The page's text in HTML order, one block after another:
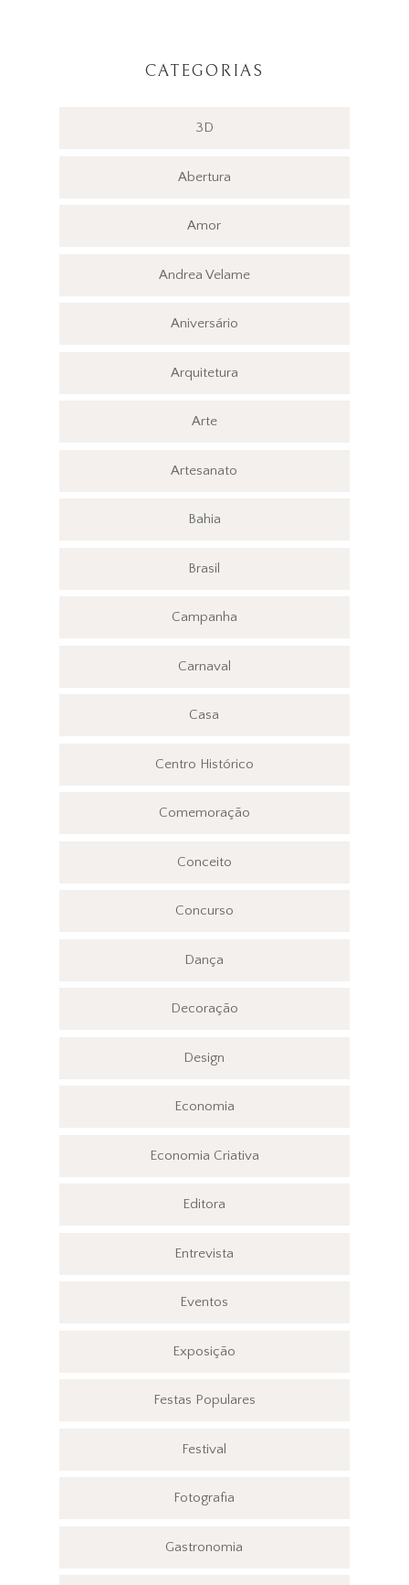
CATEGORIAS
3D
Abertura
Amor
Andrea Velame
Aniversário
Arquitetura
Arte
Artesanato
Bahia
Brasil
Campanha
Carnaval
Casa
Centro Histórico
Comemoração
Conceito
Concurso
Dança
Decoração
Design
Economia
Economia Criativa
Editora
Entrevista
Eventos
Exposição
Festas Populares
Festival
Fotografia
Gastronomia